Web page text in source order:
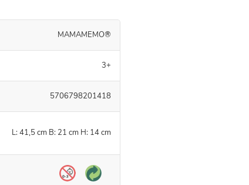
MAMAMEMO®
3+
5706798201418
L: 41,5 cm B: 21 cm H: 14 cm